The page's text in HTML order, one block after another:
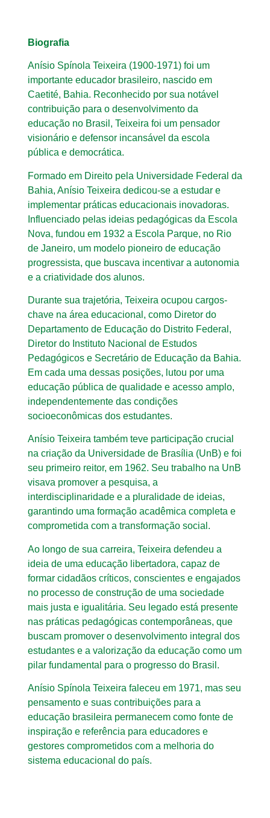
Biografia
Anísio Spínola Teixeira (1900-1971) foi um
importante educador brasileiro, nascido em
Caetité, Bahia. Reconhecido por sua notável
contribuição para o desenvolvimento da
educação no Brasil, Teixeira foi um pensador
visionário e defensor incansável da escola
pública e democrática.
Formado em Direito pela Universidade Federal da
Bahia, Anísio Teixeira dedicou-se a estudar e
implementar práticas educacionais inovadoras.
Influenciado pelas ideias pedagógicas da Escola
Nova, fundou em 1932 a Escola Parque, no Rio
de Janeiro, um modelo pioneiro de educação
progressista, que buscava incentivar a autonomia
e a criatividade dos alunos.
Durante sua trajetória, Teixeira ocupou cargos-
chave na área educacional, como Diretor do
Departamento de Educação do Distrito Federal,
Diretor do Instituto Nacional de Estudos
Pedagógicos e Secretário de Educação da Bahia.
Em cada uma dessas posições, lutou por uma
educação pública de qualidade e acesso amplo,
independentemente das condições
socioeconômicas dos estudantes.
Anísio Teixeira também teve participação crucial
na criação da Universidade de Brasília (UnB) e foi
seu primeiro reitor, em 1962. Seu trabalho na UnB
visava promover a pesquisa, a
interdisciplinaridade e a pluralidade de ideias,
garantindo uma formação acadêmica completa e
comprometida com a transformação social.
Ao longo de sua carreira, Teixeira defendeu a
ideia de uma educação libertadora, capaz de
formar cidadãos críticos, conscientes e engajados
no processo de construção de uma sociedade
mais justa e igualitária. Seu legado está presente
nas práticas pedagógicas contemporâneas, que
buscam promover o desenvolvimento integral dos
estudantes e a valorização da educação como um
pilar fundamental para o progresso do Brasil.
Anísio Spínola Teixeira faleceu em 1971, mas seu
pensamento e suas contribuições para a
educação brasileira permanecem como fonte de
inspiração e referência para educadores e
gestores comprometidos com a melhoria do
sistema educacional do país.